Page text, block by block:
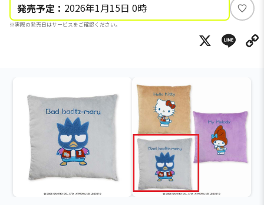
発売予定： 2026年1月15日 0時
※実際の発売日はサービスをご確認ください。
い
ね
X